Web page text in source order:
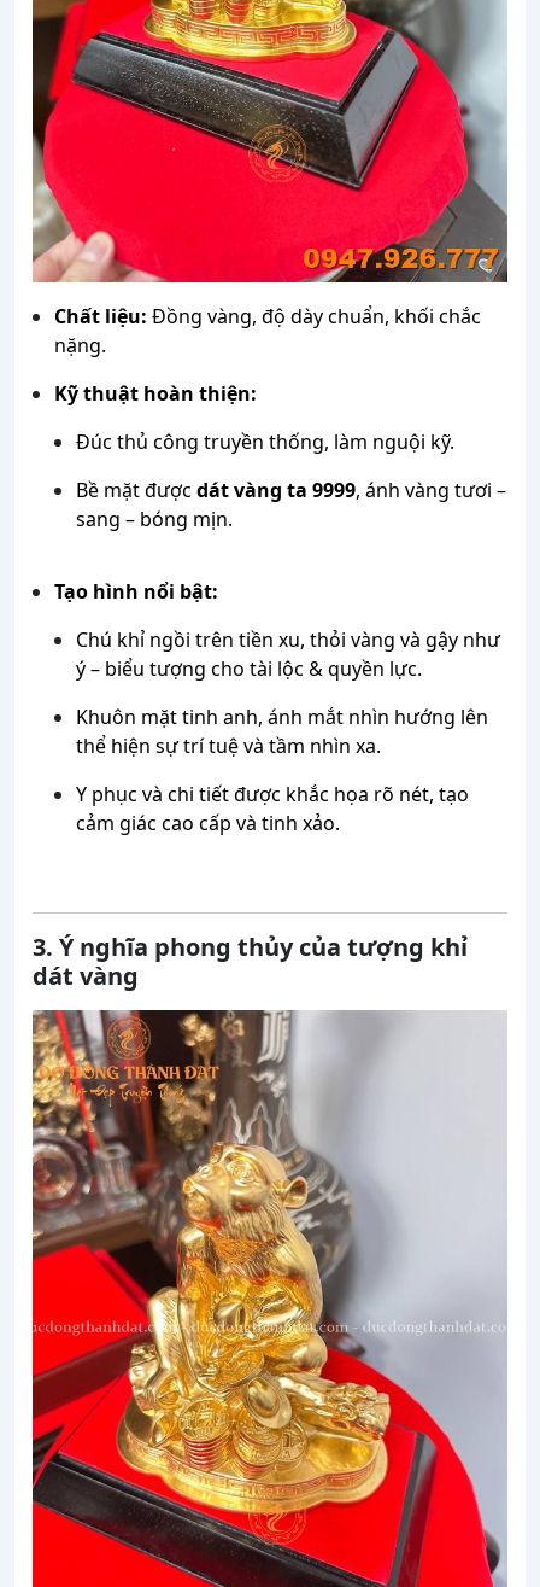
Chất liệu: Đồng vàng, độ dày chuẩn, khối chắc
nặng.
Kỹ thuật hoàn thiện:
Đúc thủ công truyền thống, làm nguội kỹ.
Bề mặt được dát vàng ta 9999, ánh vàng tươi –
sang – bóng mịn.
Tạo hình nổi bật:
Chú khỉ ngồi trên tiền xu, thỏi vàng và gậy như
ý – biểu tượng cho tài lộc & quyền lực.
Khuôn mặt tinh anh, ánh mắt nhìn hướng lên
thể hiện sự trí tuệ và tầm nhìn xa.
Y phục và chi tiết được khắc họa rõ nét, tạo
cảm giác cao cấp và tinh xảo.
3. Ý nghĩa phong thủy của tượng khỉ
dát vàng